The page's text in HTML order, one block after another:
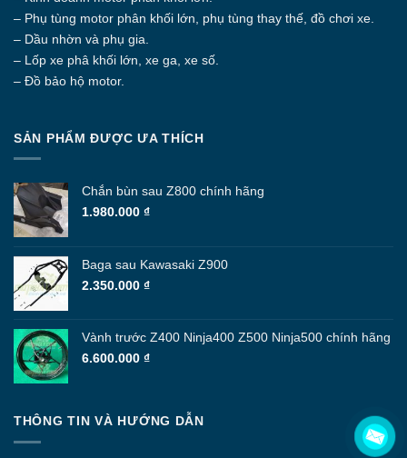
– Phụ tùng motor phân khối lớn, phụ tùng thay thế, đồ chơi xe.
– Dầu nhờn và phụ gia.
– Lốp xe phâ khối lớn, xe ga, xe số.
– Đồ bảo hộ motor.
SẢN PHẨM ĐƯỢC ƯA THÍCH
Chắn bùn sau Z800 chính hãng
1.980.000 ₫
Baga sau Kawasaki Z900
2.350.000 ₫
Vành trước Z400 Ninja400 Z500 Ninja500 chính hãng
6.600.000 ₫
THÔNG TIN VÀ HƯỚNG DẪN